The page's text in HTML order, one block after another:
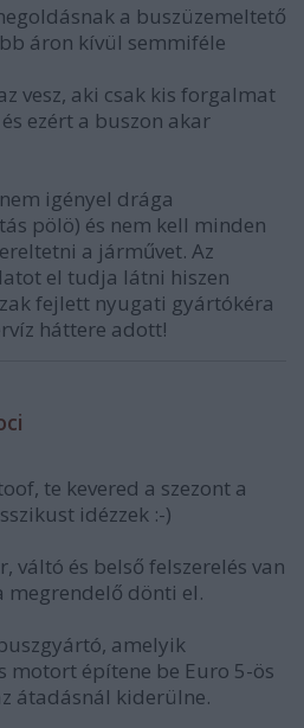
a buszüzemeltető
áron kívül semmiféle
vesz, aki csak kis forgalmat
ezért a buszon akar
igényel drága
pölö) és nem kell minden
a járművet. Az
el tudja látni hiszen
fejlett nyugati gyártókéra
háttere adott!
te kevered a szezont a
idézzek :-)
váltó és belső felszerelés van
megrendelő dönti el.
amelyik
motort építene be Euro 5-ös
átadásnál kiderülne.